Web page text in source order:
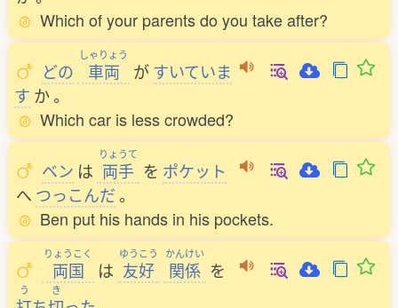
Which of your parents do you take after?
どの
しゃりょう
車両 がすいていま
す か。
Which car is less crowded?
ベン は
りょうて
両手 を ポケット
へ つっこんだ。
Ben put his hands in his pockets.
りょうこく
両国 は
ゆうこう
友好
かんけい
関係 を
う き